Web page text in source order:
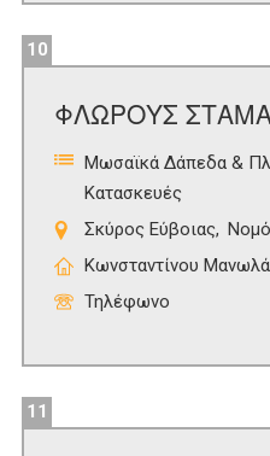
10
ΦΛΩΡΟΥΣ
Μωσαϊκά Δάπεδα &
Κατασκευές
Σκύρος Εύβοιας
Κωνσταντίνου
Τηλέφωνο
11